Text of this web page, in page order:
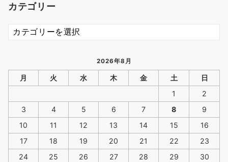
カテゴリー
カ
テ
ー
2026年8月
月 火 水 木 金 土
日
1
2
3
4 5 6 7 8
9
10
11 12 13 14 15
16
17
18 19 20 21 22
23
24
25 26 27 28 29
30